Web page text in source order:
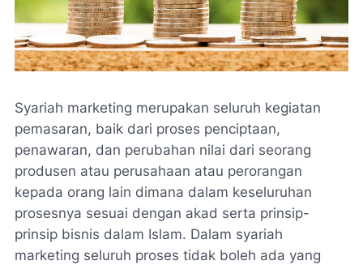
Syariah marketing merupakan seluruh kegiatan
pemasaran, baik dari proses penciptaan,
penawaran, dan perubahan nilai dari seorang
produsen atau perusahaan atau perorangan
kepada orang lain dimana dalam keseluruhan
prosesnya sesuai dengan akad serta prinsip-
prinsip bisnis dalam Islam. Dalam syariah
marketing seluruh proses tidak boleh ada yang